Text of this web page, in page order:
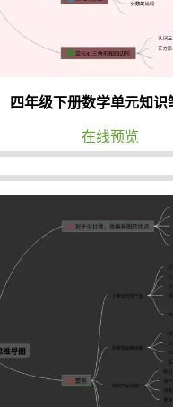
四年级下册数学单元知识
在线预览